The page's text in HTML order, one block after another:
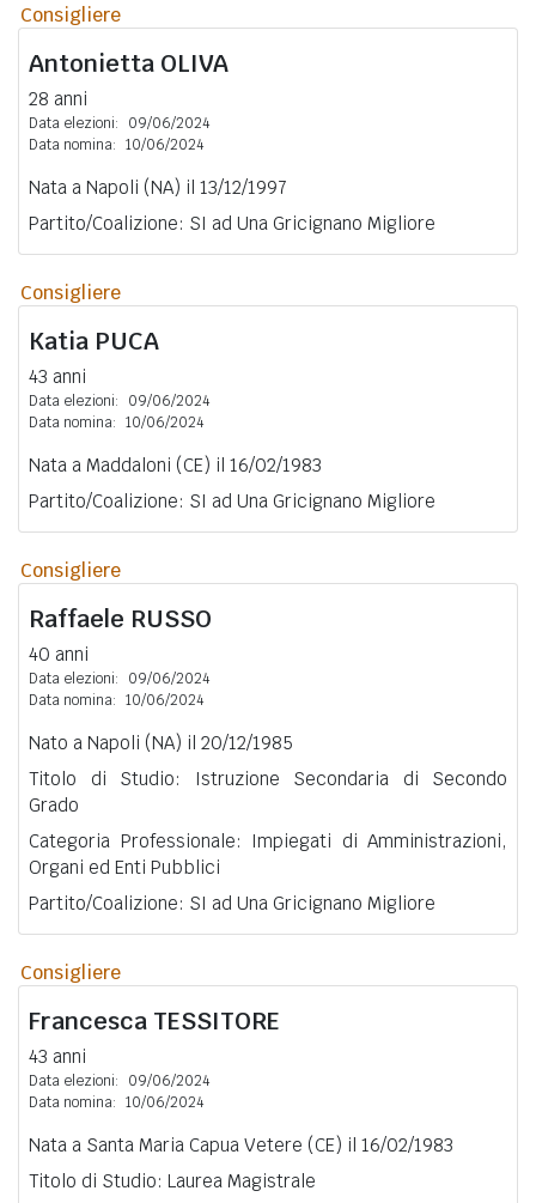
Consigliere
Antonietta OLIVA
28 anni
Data elezioni:
09/06/2024
Data nomina: 10/06/2024
Nata a Napoli (NA) il 13/12/1997
Partito/Coalizione: SI ad Una Gricignano Migliore
Consigliere
Katia PUCA
43 anni
Data elezioni:
09/06/2024
Data nomina: 10/06/2024
Nata a Maddaloni (CE) il 16/02/1983
Partito/Coalizione: SI ad Una Gricignano Migliore
Consigliere
Raffaele RUSSO
40 anni
Data elezioni:
09/06/2024
Data nomina: 10/06/2024
Nato a Napoli (NA) il 20/12/1985
Titolo di Studio: Istruzione Secondaria di Secondo
Grado
Categoria Professionale: Impiegati di Amministrazioni,
Organi ed Enti Pubblici
Partito/Coalizione: SI ad Una Gricignano Migliore
Consigliere
Francesca TESSITORE
43 anni
Data elezioni:
09/06/2024
Data nomina: 10/06/2024
Nata a Santa Maria Capua Vetere (CE) il 16/02/1983
Titolo di Studio: Laurea Magistrale